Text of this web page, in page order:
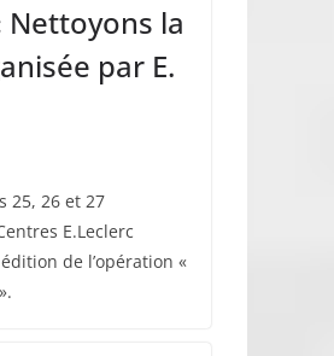
Nettoyons la
par E.
25, 26 et 27
E.Leclerc
de l’opération «